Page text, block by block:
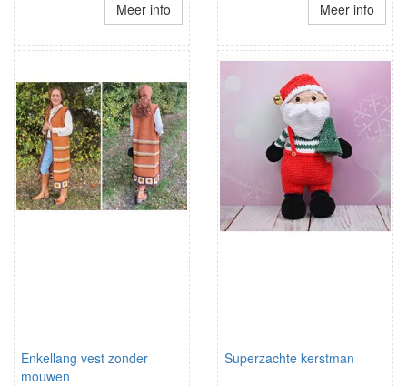
Meer info Meer info
Enkellang vest zonder
mouwen
Superzachte kerstman